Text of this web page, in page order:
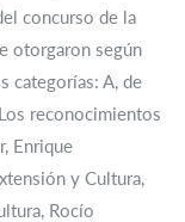
concurso de la
otorgaron según
categorías: A, de
reconocimientos
Enrique
y Cultura,
Rocío